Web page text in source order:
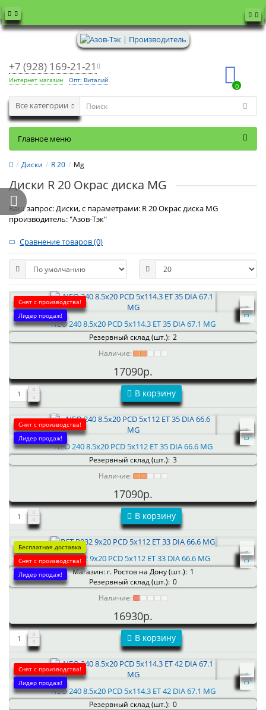
+7 (928) 169-21-21
Интернет магазин Опт: Виталий
0
Все категории
Главное меню
Диски R 20 Mg
Диски R 20 Окрас диска MG
Ваш запрос: Диски, с параметрами: R 20 Окрас диска MG
производитель: "Азов-Тэк"
Сравнение товаров (0)
Снят с производства!
Лидер продаж!
NEO 240 8.5x20 PCD 5x114.3 ET 35 DIA 67.1 MG
Резервный склад (шт.): 2
Наличие:
17090р.
В корзину
Снят с производства!
Лидер продаж!
NEO 240 8.5x20 PCD 5x112 ET 35 DIA 66.6 MG
Резервный склад (шт.): 3
Наличие:
17090р.
В корзину
Бесплатная доставка
Снят с производства!
Лидер продаж!
RST R032 9x20 PCD 5x112 ET 33 DIA 66.6 MG
Магазин: г. Ростов на Дону (шт.): 1
Резервный склад (шт.): 0
Наличие:
16930р.
В корзину
Снят с производства!
Лидер продаж!
NEO 240 8.5x20 PCD 5x114.3 ET 42 DIA 67.1 MG
Резервный склад (шт.): 0